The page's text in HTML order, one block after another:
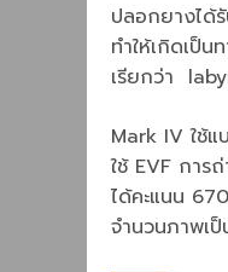
ปลอกยางได้
ทำให้เกิดเป็
เรียกว่า
Mark IV ใช้แ
ใช้ EVF การ
ได้คะแนน
จำนวนภาพเ